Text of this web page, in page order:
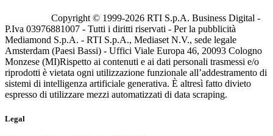
Copyright © 1999-2026 RTI S.p.A. Business Digital -
P.Iva 03976881007 - Tutti i diritti riservati - Per la pubblicità
Mediamond S.p.A. - RTI S.p.A., Mediaset N.V., sede legale
Amsterdam (Paesi Bassi) - Uffici Viale Europa 46, 20093 Cologno
Monzese (MI)Rispetto ai contenuti e ai dati personali trasmessi e/o
riprodotti è vietata ogni utilizzazione funzionale all’addestramento di
sistemi di intelligenza artificiale generativa. È altresì fatto divieto
espresso di utilizzare mezzi automatizzati di data scraping.
Legal